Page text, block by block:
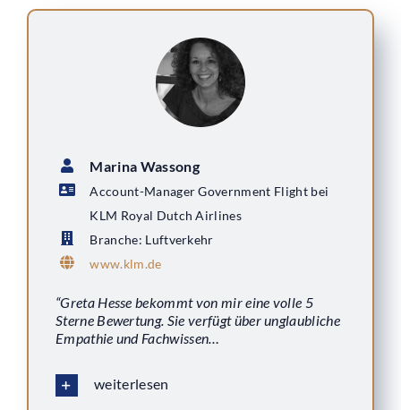
Marina Wassong
Account-Manager Government Flight bei
KLM Royal Dutch Airlines
Branche: Luftverkehr
www.klm.de
“Greta Hesse bekommt von mir eine volle 5
Sterne Bewertung. Sie verfügt über unglaubliche
Empathie und Fachwissen…
weiterlesen